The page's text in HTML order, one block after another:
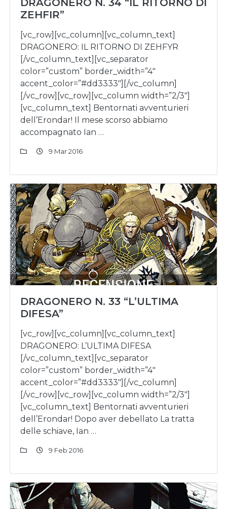
DRAGONERO N. 34 “IL RITORNO DI
ZEHFIR”
[vc_row][vc_column][vc_column_text]
DRAGONERO: IL RITORNO DI ZEHFYR
[/vc_column_text][vc_separator
color=”custom” border_width=”4″
accent_color=”#dd3333″][/vc_column]
[/vc_row][vc_row][vc_column width=”2/3″]
[vc_column_text] Bentornati avventurieri
dell’Erondar! Il mese scorso abbiamo
accompagnato Ian …
9 Mar 2016
DRAGONERO N. 33 “L’ULTIMA
DIFESA”
[vc_row][vc_column][vc_column_text]
DRAGONERO: L’ULTIMA DIFESA
[/vc_column_text][vc_separator
color=”custom” border_width=”4″
accent_color=”#dd3333″][/vc_column]
[/vc_row][vc_row][vc_column width=”2/3″]
[vc_column_text] Bentornati avventurieri
dell’Erondar! Dopo aver debellato La tratta
delle schiave, Ian …
9 Feb 2016